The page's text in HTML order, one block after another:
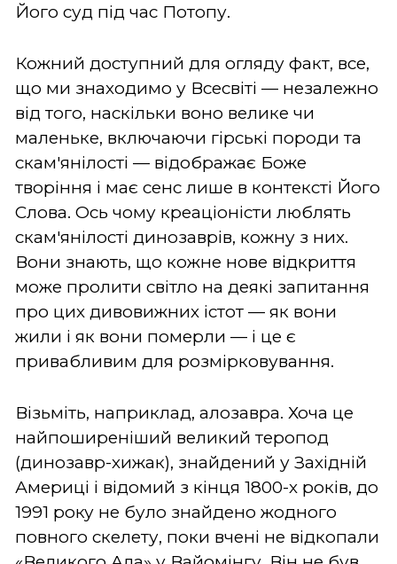
Його суд під час Потопу.
Кожний доступний для огляду факт, все,
що ми знаходимо у Всесвіті — незалежно
від того, наскільки воно велике чи
маленьке, включаючи гірські породи та
скам'янілості — відображає Боже
творіння і має сенс лише в контексті Його
Слова. Ось чому креаціоністи люблять
скам'янілості динозаврів, кожну з них.
Вони знають, що кожне нове відкриття
може пролити світло на деякі запитання
про цих дивовижних істот — як вони
жили і як вони померли — і це є
привабливим для розмірковування.
Візьміть, наприклад, алозавра. Хоча це
найпоширеніший великий теропод
(динозавр-хижак), знайдений у Західній
Америці і відомий з кінця 1800-х років, до
1991 року не було знайдено жодного
повного скелету, поки вчені не відкопали